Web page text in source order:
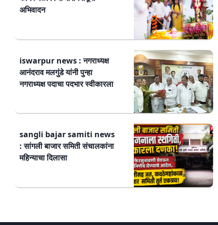
अभिवादन
iswarpur news : नगराध्यक्ष
आनंदराव मलगुंडे यांनी पुन्हा
नगराध्यक्ष पदाचा पदभार स्वीकारला
sangli bajar samiti news
: सांगली बाजार समिती संचालकांना
महिन्याचा दिलासा